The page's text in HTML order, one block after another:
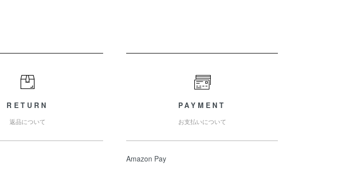
RETURN
返品について
PAYMENT
お支払いについて
Amazon Pay